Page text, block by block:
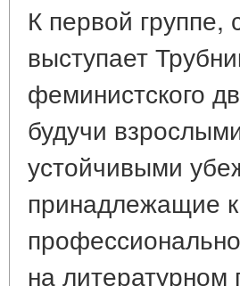
К первой группе,
выступает
феминистского
будучи
устойчивыми
принадлежащие
на